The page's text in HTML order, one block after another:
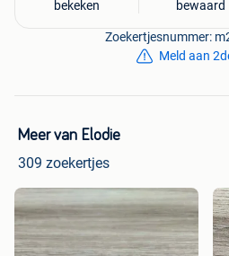
bekeken
bewaard
Zoekertjesnummer:
Meld aan
Meer van Elodie
309 zoekertjes